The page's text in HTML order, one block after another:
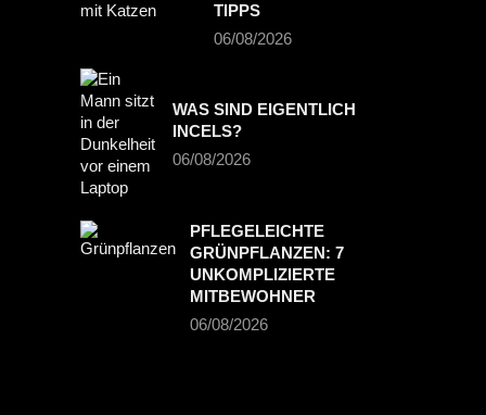
TIPPS
06/08/2026
WAS SIND EIGENTLICH
INCELS?
06/08/2026
PFLEGELEICHTE
GRÜNPFLANZEN: 7
UNKOMPLIZIERTE
MITBEWOHNER
06/08/2026